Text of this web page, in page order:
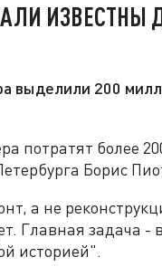
ИЗВЕСТНЫ
выделили 200
потратят более
Борис
а не
Главная задача -
историей".